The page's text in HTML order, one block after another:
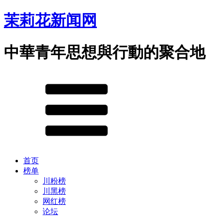
茉莉花新闻网
中華青年思想與行動的聚合地
首页
榜单
川粉榜
川黑榜
网红榜
论坛